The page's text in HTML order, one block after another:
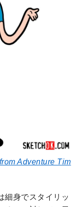
Adventure Tim
細身でスタイリッ